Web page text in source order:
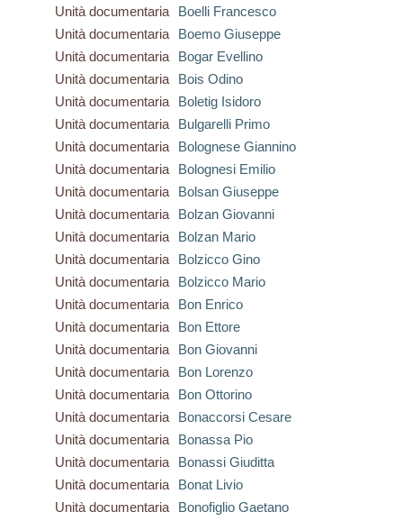
Unità documentaria
Boelli Francesco
Unità documentaria
Boemo Giuseppe
Unità documentaria
Bogar Evellino
Unità documentaria
Bois Odino
Unità documentaria
Boletig Isidoro
Unità documentaria
Bulgarelli Primo
Unità documentaria
Bolognese Giannino
Unità documentaria
Bolognesi Emilio
Unità documentaria
Bolsan Giuseppe
Unità documentaria
Bolzan Giovanni
Unità documentaria
Bolzan Mario
Unità documentaria
Bolzicco Gino
Unità documentaria
Bolzicco Mario
Unità documentaria
Bon Enrico
Unità documentaria
Bon Ettore
Unità documentaria
Bon Giovanni
Unità documentaria
Bon Lorenzo
Unità documentaria
Bon Ottorino
Unità documentaria
Bonaccorsi Cesare
Unità documentaria
Bonassa Pio
Unità documentaria
Bonassi Giuditta
Unità documentaria
Bonat Livio
Unità documentaria
Bonofiglio Gaetano